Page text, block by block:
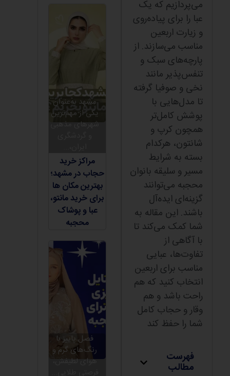
می‌پردازیم که یک
عبا را برای پیاده‌روی
و زیارت اربعین
مناسب می‌سازند. از
پارچه‌های سبک و
تنفس‌پذیر مانند
نخی و صوفیا گرفته
تا مدل‌هایی با
پوشش کامل‌تر
همچون کرپ و
شانتون، هرکدام
بسته به شرایط
مسیر و سلیقه بانوان
محجبه می‌توانند
گزینه‌ای ایده‌آل
باشند. این مقاله به
شما کمک می‌کند تا
با آگاهی از
تفاوت‌ها، عبایی
مناسب برای اربعین
انتخاب کنید که هم
راحت باشد و هم
وقار و حجاب کامل
شما را حفظ کند
فهرست
مطالب
مشهد به‌عنوان
یکی از مهم‌ترین
شهرهای مذهبی
مراکز خرید
حجاب در مشهد؛
بهترین مکان ها
برای خرید مانتو،
عبا و پوشاک
محجبه
فصل پاییز با
رنگ‌های گرم و
هوای لطیفش،